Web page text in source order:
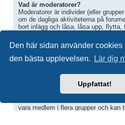
Den här sidan använder cookies
den bästa upplevelsen.
Lär dig
Uppfattat!
Vad är moderatorer?
Moderatorer är individer (eller
om de dagliga aktiviteterna på
bort inlägg och låsa, låsa upp, flytta,
forum de modererar. I allmänhet så
att förhindra att användare kommer
anstötligt material.
Vad är användargrupper?
Användargrupper är grupper av
forumets medlemmar i lätthanterliga
vara medlem i flera grupper och kan